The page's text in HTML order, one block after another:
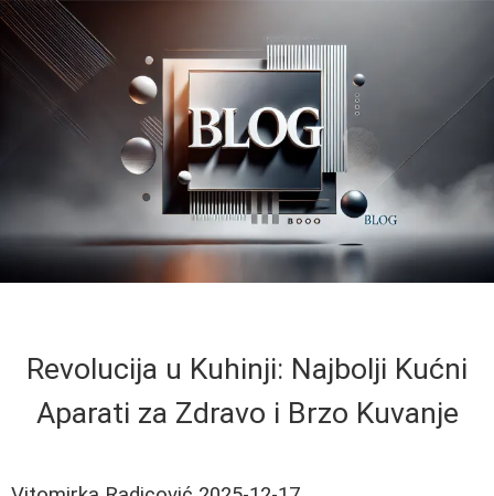
Revolucija u Kuhinji: Najbolji Kućni
Aparati za Zdravo i Brzo Kuvanje